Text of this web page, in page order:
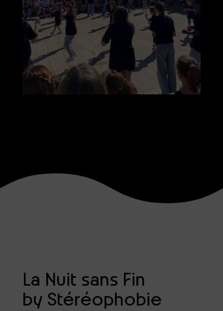
La Nuit sans Fin
by Stéréophobie